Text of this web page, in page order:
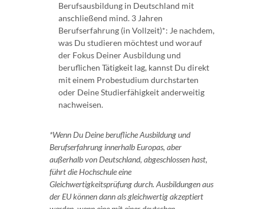
Berufsausbildung in Deutschland mit
anschließend mind. 3 Jahren
Berufserfahrung (in Vollzeit)*: Je nachdem,
was Du studieren möchtest und worauf
der Fokus Deiner Ausbildung und
beruflichen Tätigkeit lag, kannst Du direkt
mit einem Probestudium durchstarten
oder Deine Studierfähigkeit anderweitig
nachweisen.
*Wenn Du Deine berufliche Ausbildung und
Berufserfahrung innerhalb Europas, aber
außerhalb von Deutschland, abgeschlossen hast,
führt die Hochschule eine
Gleichwertigkeitsprüfung durch. Ausbildungen aus
der EU können dann als gleichwertig akzeptiert